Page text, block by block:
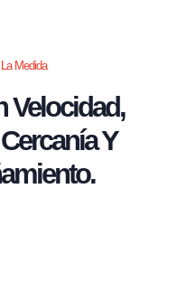
Medida
Velocidad,
Y